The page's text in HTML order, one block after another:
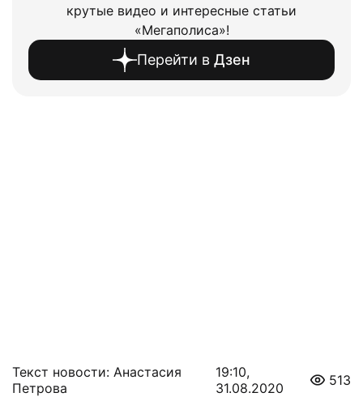
крутые видео и интересные статьи
«Мегаполиса»!
Перейти в Дзен
Текст новости: Анастасия
Петрова
19:10,
31.08.2020
513